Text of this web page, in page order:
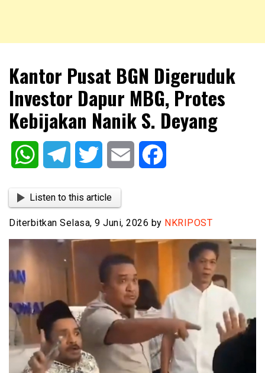
NKRIPOST
Kantor Pusat BGN Digeruduk
Investor Dapur MBG, Protes
Kebijakan Nanik S. Deyang
WhatsAppTelegram Twitter Email
Listen to this article
Diterbitkan Selasa, 9 Juni, 2026 by NKRIPOST